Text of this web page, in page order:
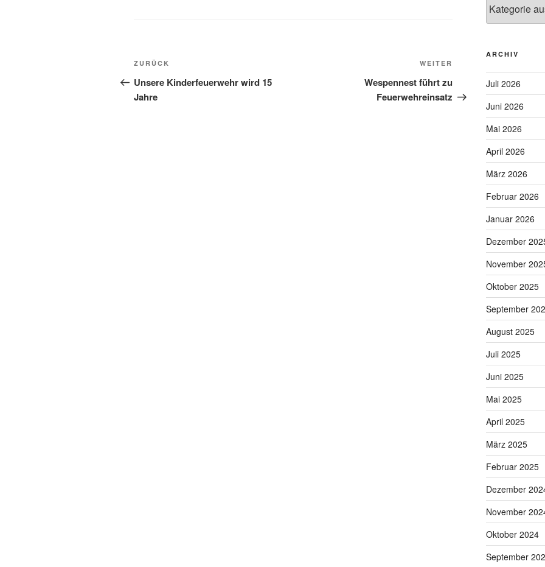
Beitragsnavigation
Vorheriger
Beitrag
ZURÜCK
Unsere Kinderfeuerwehr wird 15
Jahre
WEITER
Wespennest führt zu
Feuerwehreinsatz
ARCHIV
Juli 2026
Juni 2026
Mai 2026
April 2026
März 2026
Februar 2026
Januar 2026
Dezember
November
Oktober 2025
September
August 2025
Juli 2025
Juni 2025
Mai 2025
April 2025
März 2025
Februar 2025
Dezember
November
Oktober 2024
September